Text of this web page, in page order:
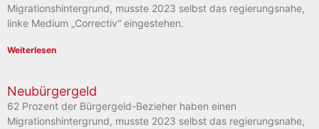
Migrationshintergrund, musste 2023 selbst das regierungsnahe,
linke Medium „Correctiv“ eingestehen.
Weiterlesen
Neubürgergeld
62 Prozent der Bürgergeld-Bezieher haben einen
Migrationshintergrund, musste 2023 selbst das regierungsnahe,